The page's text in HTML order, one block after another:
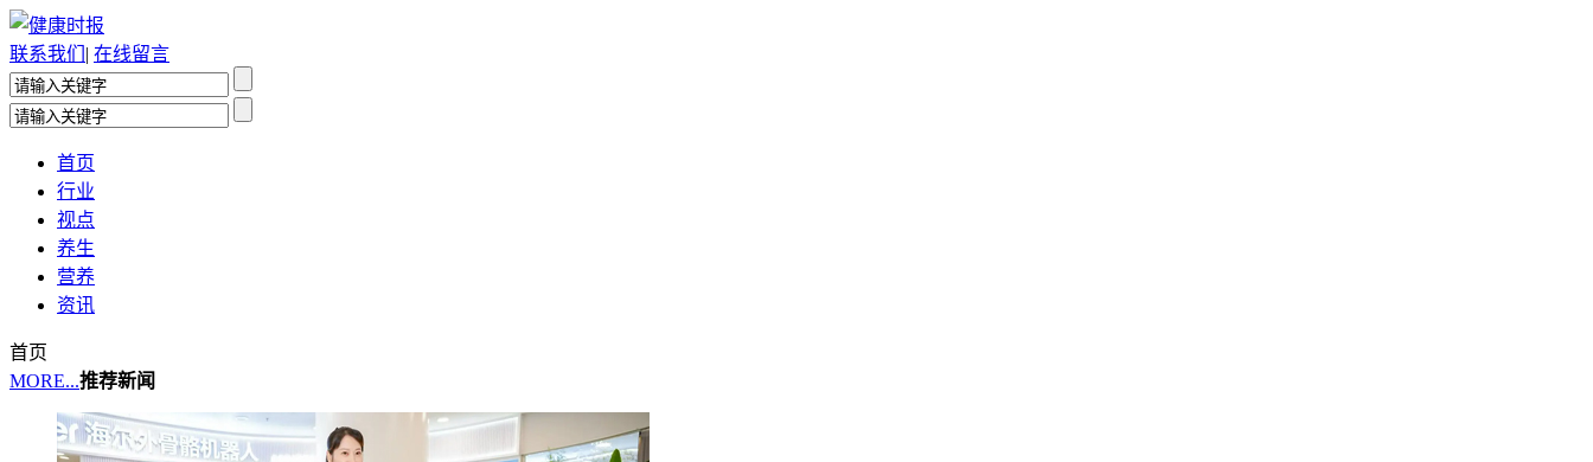
联系我们 | 在线留言
首页
行业
视点
养生
营养
资讯
首页
MORE...推荐新闻